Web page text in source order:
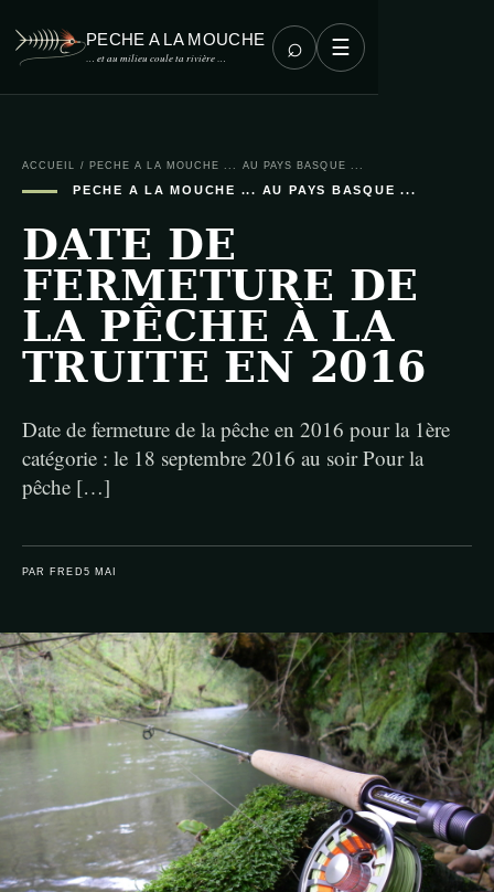
PECHE A LA MOUCHE
… et au milieu coule ta rivière … ⌕ ☰
ACCUEIL / PECHE A LA MOUCHE ... AU PAYS BASQUE ...
PECHE A LA MOUCHE ... AU PAYS BASQUE ...
DATE DE
FERMETURE DE
LA PÊCHE À LA
TRUITE EN 2016
Date de fermeture de la pêche en 2016 pour la 1ère
catégorie : le 18 septembre 2016 au soir Pour la
pêche […]
PAR FRED 5 MAI